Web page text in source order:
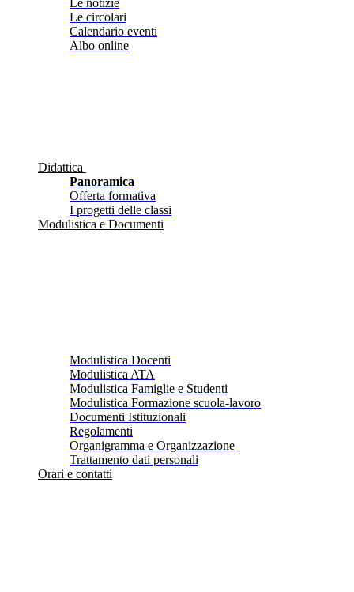
Le notizie
Le circolari
Calendario eventi
Albo online
Didattica
Panoramica
Offerta formativa
I progetti delle classi
Modulistica e Documenti
Modulistica Docenti
Modulistica ATA
Modulistica Famiglie e Studenti
Modulistica Formazione scuola-lavoro
Documenti Istituzionali
Regolamenti
Organigramma e Organizzazione
Trattamento dati personali
Orari e contatti